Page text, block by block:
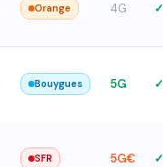
Orange 4G ✓
Bouygues 5G ✓
SFR 5G€ ✓